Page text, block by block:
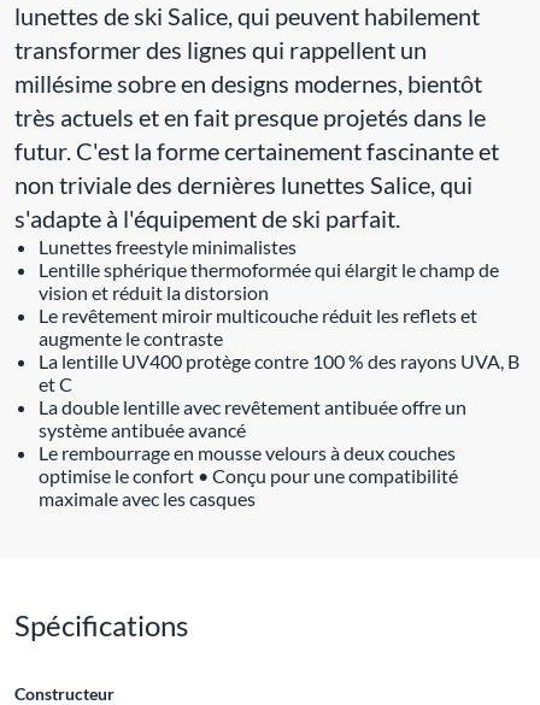
lunettes de ski Salice, qui peuvent habilement
transformer des lignes qui rappellent un
millésime sobre en designs modernes, bientôt
très actuels et en fait presque projetés dans le
futur. C'est la forme certainement fascinante et
non triviale des dernières lunettes Salice, qui
s'adapte à l'équipement de ski parfait.
Lunettes freestyle minimalistes
Lentille sphérique thermoformée qui élargit le champ de
vision et réduit la distorsion
Le revêtement miroir multicouche réduit les reflets et
augmente le contraste
La lentille UV400 protège contre 100 % des rayons UVA, B
et C
La double lentille avec revêtement antibuée offre un
système antibuée avancé
Le rembourrage en mousse velours à deux couches
optimise le confort • Conçu pour une compatibilité
maximale avec les casques
Spécifications
Constructeur